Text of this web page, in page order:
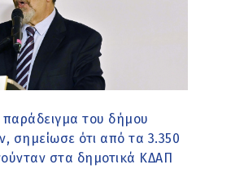
του δήμου
σημείωσε ότι από τα 3.350
στα δημοτικά ΚΔΑΠ